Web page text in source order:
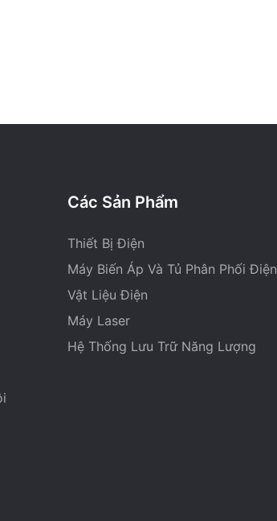
Các Sản Phẩm
Thiết Bị Điện
Máy Biến Áp Và Tủ Phân Phối Điện
Vật Liệu Điện
Máy Laser
Hệ Thống Lưu Trữ Năng Lượng